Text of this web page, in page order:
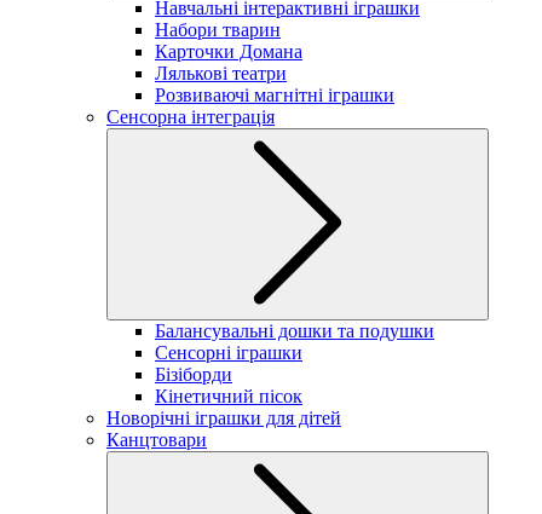
Навчальні інтерактивні іграшки
Набори тварин
Карточки Домана
Лялькові театри
Розвиваючі магнітні іграшки
Сенсорна інтеграція
Балансувальні дошки та подушки
Сенсорні іграшки
Бізіборди
Кінетичний пісок
Новорічні іграшки для дітей
Канцтовари